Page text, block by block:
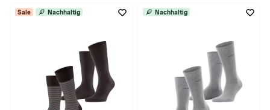
Sale Nachhaltig Nachhaltig